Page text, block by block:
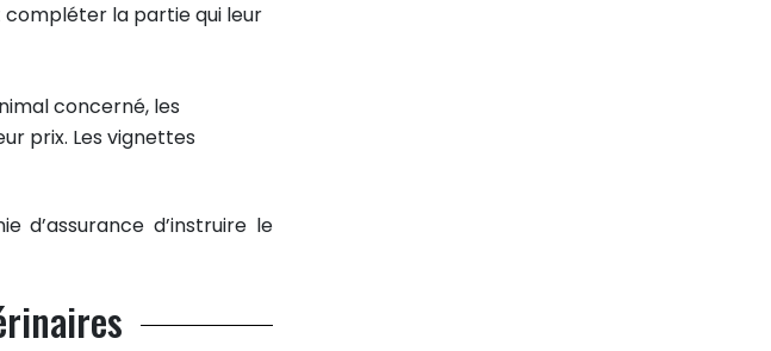
la partie qui leur
concerné, les
prix. Les vignettes
d’assurance d’instruire le